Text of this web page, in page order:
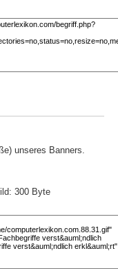
unseres Banners.
300 Byte